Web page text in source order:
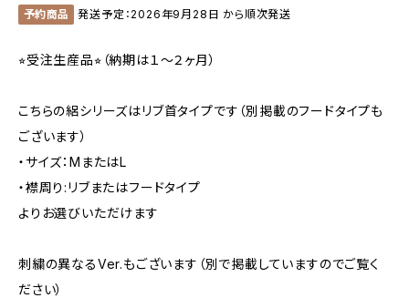
予約商品 発送予定：2026年9月28日 から順次発送
⭐︎受注生産品⭐︎（納期は１〜２ヶ月）
こちらの絽シリーズはリブ首タイプです（別掲載のフードタイプも
ございます）
・サイズ：MまたはL
・襟周り:リブまたはフードタイプ
よりお選びいただけます
刺繍の異なるVer.もございます（別で掲載していますのでご覧く
ださい）